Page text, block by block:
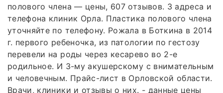
полового члена — цены, 607 отзывов. 3 адреса и
телефона клиник Орла. Пластика полового члена
уточняйте по телефону. Рожала в Боткина в 2014
г. первого ребеночка, из патологии по гестозу
перевели на роды через кесарево во 2-е
родильное. И 3-му акушерскому с внимательным
и человечным. Прайс-лист в Орловской области.
Врачи, клиники и отзывы о них. - данные цены